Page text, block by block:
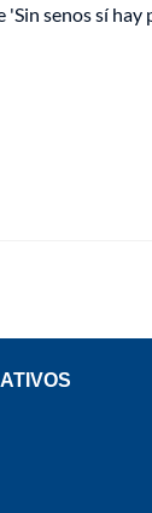
senos sí hay